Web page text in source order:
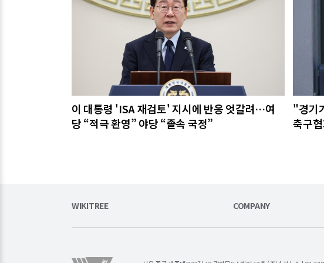
이 대통령 'ISA 재검토' 지시에 반응 엇갈려…여
당 “적극 환영” 야당 “졸속 국정”
"경기
축구
WIKITREE COMPANY